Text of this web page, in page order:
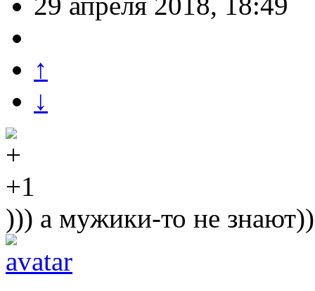
↑
↓
+1
))) а мужики-то не знают))